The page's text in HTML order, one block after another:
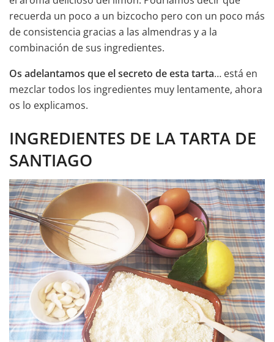
recuerda un poco a un bizcocho pero con un poco más
de consistencia gracias a las almendras y a la
combinación de sus ingredientes.
Os adelantamos que el secreto de esta tarta… está en
mezclar todos los ingredientes muy lentamente, ahora
os lo explicamos.
INGREDIENTES DE LA TARTA DE
SANTIAGO